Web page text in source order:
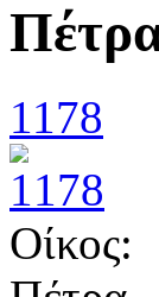
1178
Οίκος: